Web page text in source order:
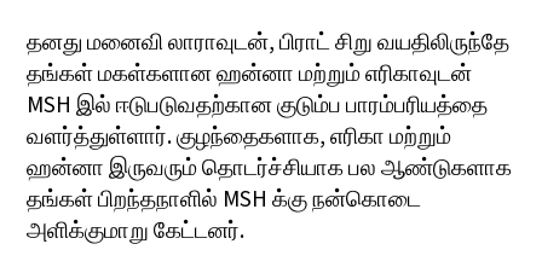
தனது மனைவி லாராவுடன், பிராட் சிறு வயதிலிருந்தே
தங்கள் மகள்களான ஹன்னா மற்றும் எரிகாவுடன்
MSH இல் ஈடுபடுவதற்கான குடும்ப பாரம்பரியத்தை
வளர்த்துள்ளார். குழந்தைகளாக, எரிகா மற்றும்
ஹன்னா இருவரும் தொடர்ச்சியாக பல ஆண்டுகளாக
தங்கள் பிறந்தநாளில் MSH க்கு நன்கொடை
அளிக்குமாறு கேட்டனர்.